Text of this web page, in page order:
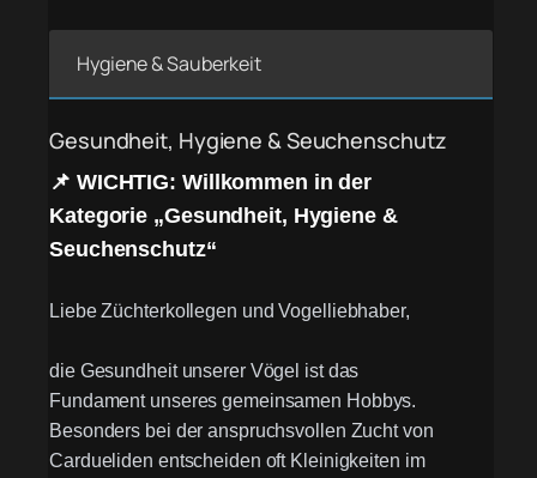
Hygiene & Sauberkeit
Gesundheit, Hygiene & Seuchenschutz
📌 WICHTIG: Willkommen in der
Kategorie „Gesundheit, Hygiene &
Seuchenschutz“
Liebe Züchterkollegen und Vogelliebhaber,
die Gesundheit unserer Vögel ist das
Fundament unseres gemeinsamen Hobbys.
Besonders bei der anspruchsvollen Zucht von
Cardueliden entscheiden oft Kleinigkeiten im